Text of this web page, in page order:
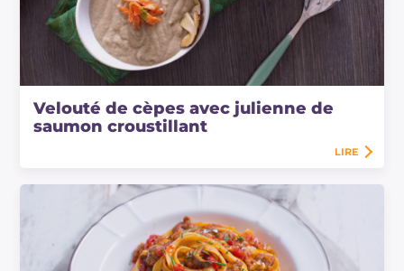
Velouté de cèpes avec julienne de
saumon croustillant
LIRE